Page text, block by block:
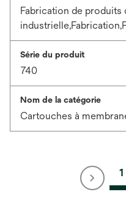
Fabrication de produits
Série du produit
740
Nom de la catégorie
Cartouches à
1